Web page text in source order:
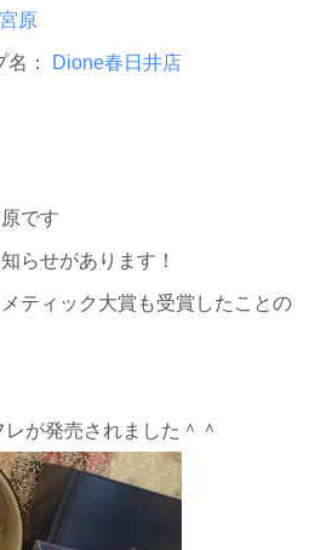
宮原
名： Dione春日井店
です
らせがあります！
ティック大賞も受賞したことの
が発売されました＾＾